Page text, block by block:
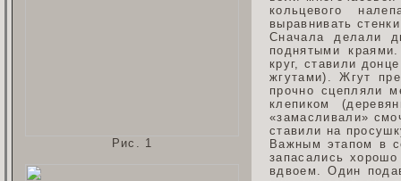
Рис. 1
кольцевого
выравнивать
Сначала делали
поднятыми
круг, ставили
жгутами). Жгут
прочно сцепляли
клепиком
«замасливали»
ставили на
Важным этапом в
запасались
вдвоем. Один